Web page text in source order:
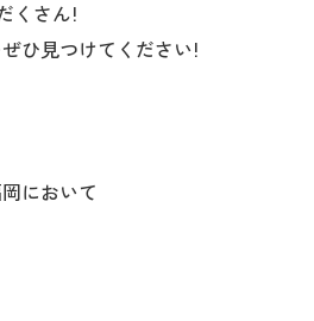
くさん!
ひ見つけてください!
において